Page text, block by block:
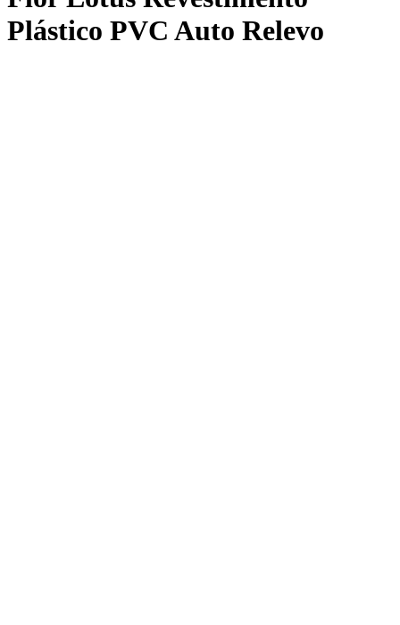
Plástico PVC Auto Relevo